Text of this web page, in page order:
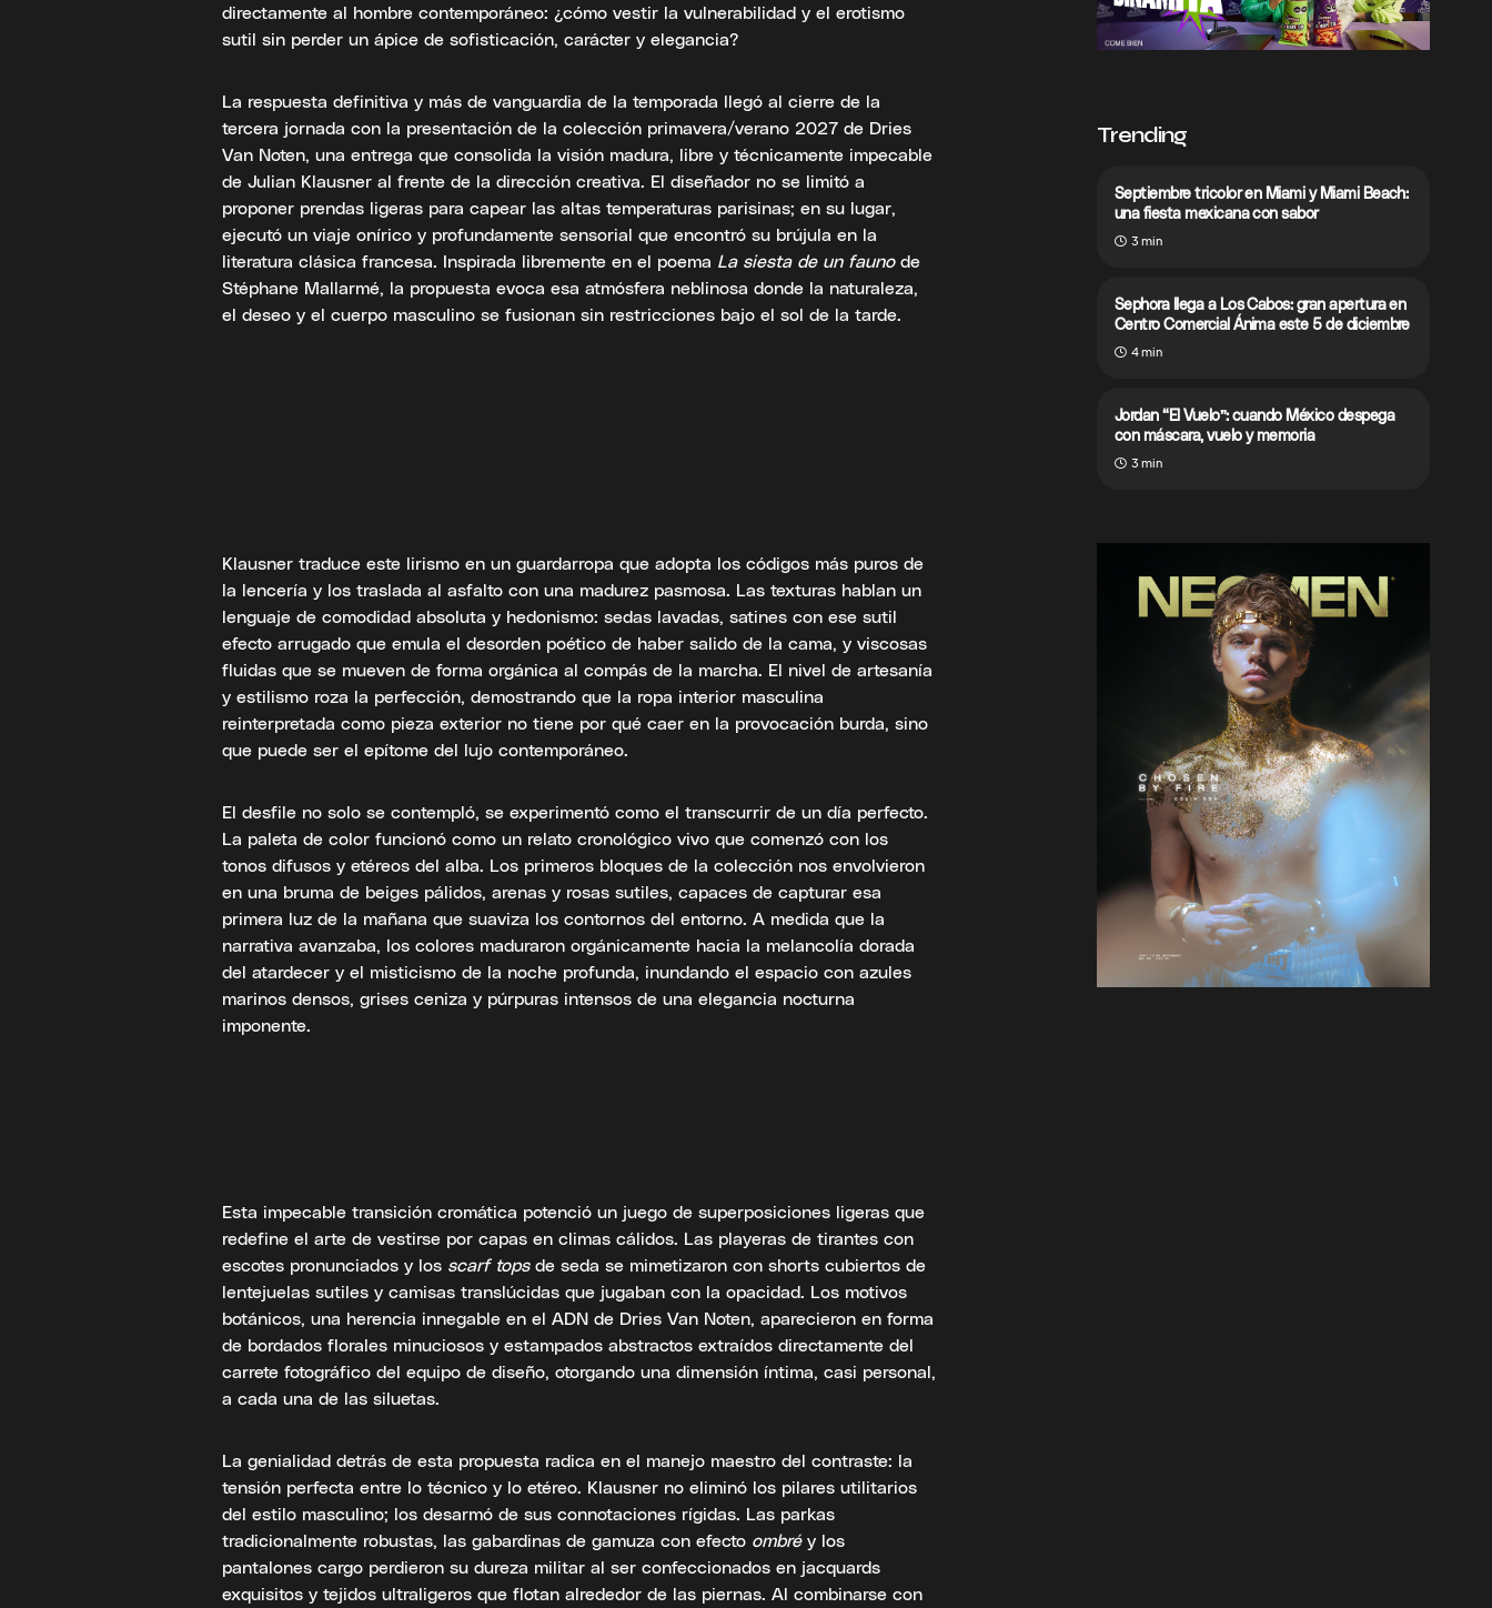
directamente al hombre contemporáneo: ¿cómo vestir la vulnerabilidad y el erotismo
sutil sin perder un ápice de sofisticación, carácter y elegancia?
La respuesta definitiva y más de vanguardia de la temporada llegó al cierre de la
tercera jornada con la presentación de la colección primavera/verano 2027 de Dries
Van Noten, una entrega que consolida la visión madura, libre y técnicamente impecable
de Julian Klausner al frente de la dirección creativa. El diseñador no se limitó a
proponer prendas ligeras para capear las altas temperaturas parisinas; en su lugar,
ejecutó un viaje onírico y profundamente sensorial que encontró su brújula en la
literatura clásica francesa. Inspirada libremente en el poema La siesta de un faunode
Stéphane Mallarmé, la propuesta evoca esa atmósfera neblinosa donde la naturaleza,
el deseo y el cuerpo masculino se fusionan sin restricciones bajo el sol de la tarde.
Klausner traduce este lirismo en un guardarropa que adopta los códigos más puros de
la lencería y los traslada al asfalto con una madurez pasmosa. Las texturas hablan un
lenguaje de comodidad absoluta y hedonismo: sedas lavadas, satines con ese sutil
efecto arrugado que emula el desorden poético de haber salido de la cama, y viscosas
fluidas que se mueven de forma orgánica al compás de la marcha. El nivel de artesanía
y estilismo roza la perfección, demostrando que la ropa interior masculina
reinterpretada como pieza exterior no tiene por qué caer en la provocación burda, sino
que puede ser el epítome del lujo contemporáneo.
El desfile no solo se contempló, se experimentó como el transcurrir de un día perfecto.
La paleta de color funcionó como un relato cronológico vivo que comenzó con los
tonos difusos y etéreos del alba. Los primeros bloques de la colección nos envolvieron
en una bruma de beiges pálidos, arenas y rosas sutiles, capaces de capturar esa
primera luz de la mañana que suaviza los contornos del entorno. A medida que la
narrativa avanzaba, los colores maduraron orgánicamente hacia la melancolía dorada
del atardecer y el misticismo de la noche profunda, inundando el espacio con azules
marinos densos, grises ceniza y púrpuras intensos de una elegancia nocturna
imponente.
Esta impecable transición cromática potenció un juego de superposiciones ligeras que
redefine el arte de vestirse por capas en climas cálidos. Las playeras de tirantes con
escotes pronunciados y los scarf topsde seda se mimetizaron con shorts cubiertos de
lentejuelas sutiles y camisas translúcidas que jugaban con la opacidad. Los motivos
botánicos, una herencia innegable en el ADN de Dries Van Noten, aparecieron en forma
de bordados florales minuciosos y estampados abstractos extraídos directamente del
carrete fotográfico del equipo de diseño, otorgando una dimensión íntima, casi personal,
a cada una de las siluetas.
La genialidad detrás de esta propuesta radica en el manejo maestro del contraste: la
tensión perfecta entre lo técnico y lo etéreo. Klausner no eliminó los pilares utilitarios
del estilo masculino; los desarmó de sus connotaciones rígidas. Las parkas
tradicionalmente robustas, las gabardinas de gamuza con efecto ombréy los
pantalones cargo perdieron su dureza militar al ser confeccionados en jacquards
exquisitos y tejidos ultraligeros que flotan alrededor de las piernas. Al combinarse con
Trending
Septiembre tricolor en Miami y Miami Beach:
una fiesta mexicana con sabor
3 min
Sephora llega a Los Cabos: gran apertura en
Centro Comercial Ánima este 5 de diciembre
4 min
Jordan “El Vuelo”: cuando México despega
con máscara, vuelo y memoria
3 min